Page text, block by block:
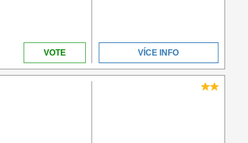
VOTE VÍCE INFO